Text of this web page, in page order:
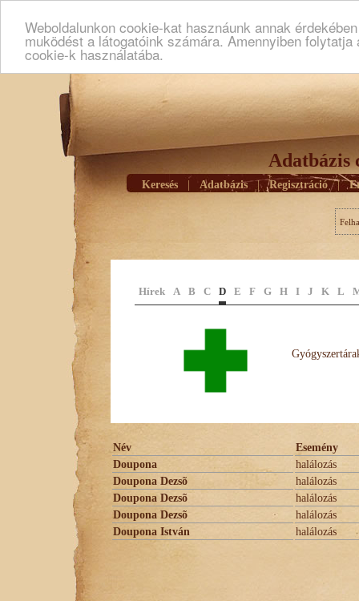
Weboldalunkon cookie-kat hasznáunk annak
muködést a látogatóink számára. Amennyiben
cookie-k használatába.
Adatbázis
Keresés Adatbázis | Regisztráció |
Hírek A B C D E F G H I J K L
Név
Esemény
Doupona
halálozás
Doupona Dezsõ
halálozás
Doupona Dezsõ
halálozás
Doupona Dezsõ
halálozás
Doupona István
halálozás